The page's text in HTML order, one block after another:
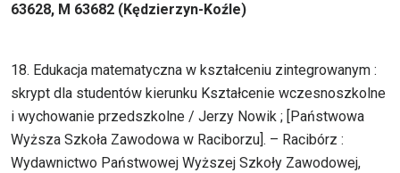
63628, M 63682 (Kędzierzyn-Koźle)
18. Edukacja matematyczna w kształceniu zintegrowanym :
skrypt dla studentów kierunku Kształcenie wczesnoszkolne
i wychowanie przedszkolne / Jerzy Nowik ; [Państwowa
Wyższa Szkoła Zawodowa w Raciborzu]. – Racibórz :
Wydawnictwo Państwowej Wyższej Szkoły Zawodowej,